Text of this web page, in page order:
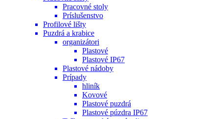
Pracovné stoly
Príslušenstvo
Profilové lišty
Puzdrá a krabice
organizátori
Plastové
Plastové IP67
Plastové nádoby
Prípady
hliník
Kovové
Plastové puzdrá
Plastové púzdra IP67